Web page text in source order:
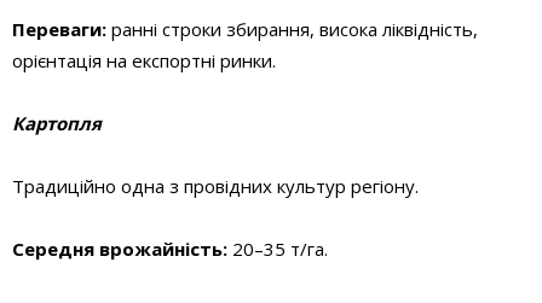
Переваги: ранні строки збирання, висока ліквідність,
орієнтація на експортні ринки.
Картопля
Традиційно одна з провідних культур регіону.
Середня врожайність: 20–35 т/га.